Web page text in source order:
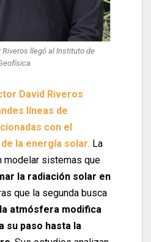
Riveros llegó al Instituto de
David Riveros
líneas de
con el
la energía solar. La
modelar sistemas que
la radiación solar en
que la segunda busca
atmósfera modifica
su paso hasta la